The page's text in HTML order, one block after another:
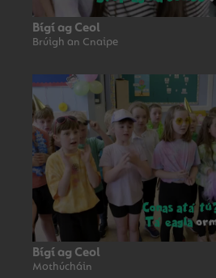
Bígí ag Ceol
Brúigh an Cnaipe
Bígí ag Ceol
Mothúcháin